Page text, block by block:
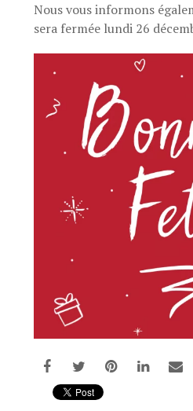
Nous vous informons
sera fermée lundi 26